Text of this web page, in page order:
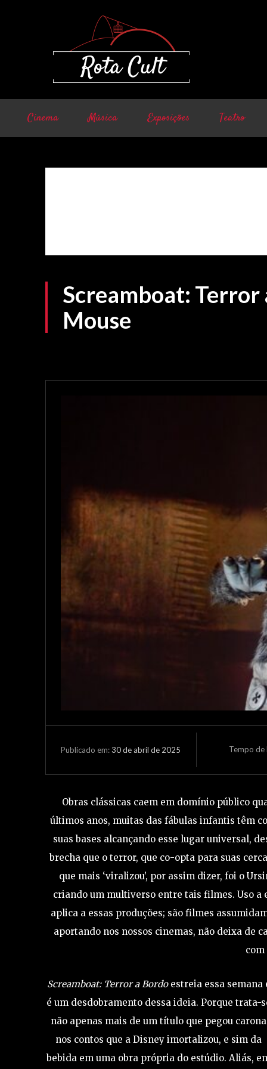
Cinema Música Exposições Teatro
Screamboat:
Mouse
Publicado em: 30 de abril de 2025 Tempo
Obras clássicas caem em domínio público
últimos anos, muitas das fábulas infantis têm
suas bases alcançando esse lugar universal,
brecha que o terror, que co-opta para suas
que mais ‘viralizou’, por assim dizer, foi o
criando um multiverso entre tais filmes. Uso a
aplica a essas produções; são filmes
aportando nos nossos cinemas, não deixa de
Screamboat: Terror a Bordo estreia essa semana
é um desdobramento dessa ideia. Porque trata-
não apenas mais de um título que pegou carona
nos contos que a Disney imortalizou, e sim da
bebida em uma obra própria do estúdio. Aliás,